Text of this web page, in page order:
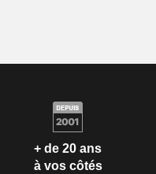
+ de 20 ans
à vos côtés